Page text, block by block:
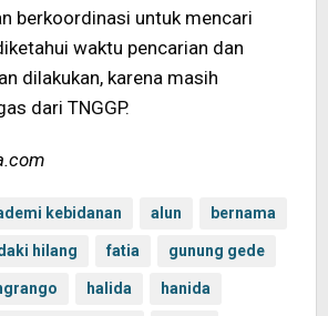
berkoordinasi untuk mencari
waktu pencarian dan
dilakukan, karena masih
dari TNGGP.
kebidanan alun bernama
hilang fatia gunung gede
halida hanida